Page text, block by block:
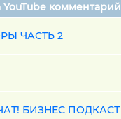
YouTube комментарий
ЧАСТЬ 2
БИЗНЕС ПОДКАСТ